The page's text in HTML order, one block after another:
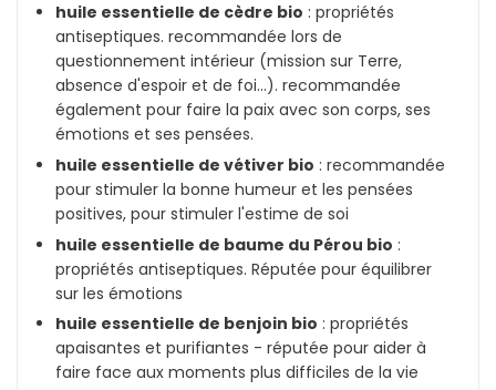
huile essentielle de cèdre bio : propriétés
antiseptiques. recommandée lors de
questionnement intérieur (mission sur Terre,
absence d'espoir et de foi...). recommandée
également pour faire la paix avec son corps, ses
émotions et ses pensées.
huile essentielle de vétiver bio : recommandée
pour stimuler la bonne humeur et les pensées
positives, pour stimuler l'estime de soi
huile essentielle de baume du Pérou bio :
propriétés antiseptiques. Réputée pour équilibrer
sur les émotions
huile essentielle de benjoin bio : propriétés
apaisantes et purifiantes - réputée pour aider à
faire face aux moments plus difficiles de la vie